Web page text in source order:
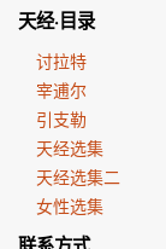
天经·目录
讨拉特
宰逋尔
引支勒
天经选集
天经选集二
女性选集